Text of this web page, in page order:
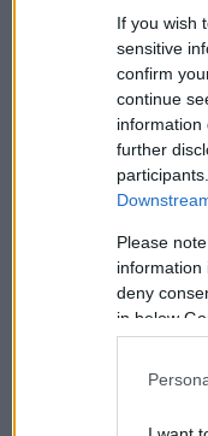
If you wish
sensitive
confirm
continue
information
further
Please
information
deny
in below